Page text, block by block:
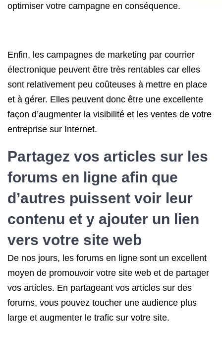
optimiser votre campagne en conséquence.
Enfin, les campagnes de marketing par courrier
électronique peuvent être très rentables car elles
sont relativement peu coûteuses à mettre en place
et à gérer. Elles peuvent donc être une excellente
façon d’augmenter la visibilité et les ventes de votre
entreprise sur Internet.
Partagez vos articles sur les
forums en ligne afin que
d’autres puissent voir leur
contenu et y ajouter un lien
vers votre site web
De nos jours, les forums en ligne sont un excellent
moyen de promouvoir votre site web et de partager
vos articles. En partageant vos articles sur des
forums, vous pouvez toucher une audience plus
large et augmenter le trafic sur votre site.